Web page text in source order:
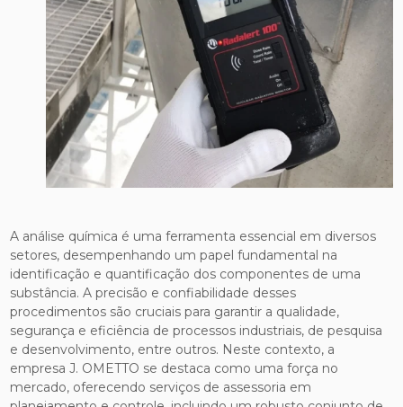
A análise química é uma ferramenta essencial em diversos
setores, desempenhando um papel fundamental na
identificação e quantificação dos componentes de uma
substância. A precisão e confiabilidade desses
procedimentos são cruciais para garantir a qualidade,
segurança e eficiência de processos industriais, de pesquisa
e desenvolvimento, entre outros. Neste contexto, a
empresa J. OMETTO se destaca como uma força no
mercado, oferecendo serviços de assessoria em